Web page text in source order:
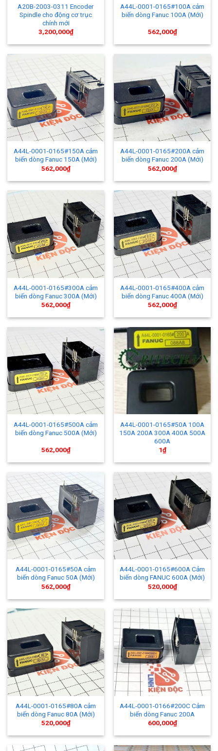
A20B-2003-0311 Encoder
Spindle cho động cơ trục
chính mới
3,200,000₫
A44L-0001-0165#100A cảm
biến dòng Fanuc 100A (Mới)
562,000₫
A44L-0001-0165#150A cảm
biến dòng Fanuc 150A (Mới)
562,000₫
A44L-0001-0165#200A cảm
biến dòng Fanuc 200A (Mới)
562,000₫
A44L-0001-0165#300A cảm
biến dòng Fanuc 300A (Mới)
562,000₫
A44L-0001-0165#400A cảm
biến dòng Fanuc 400A (Mới)
562,000₫
A44L-0001-0165#500A cảm
biến dòng Fanuc 500A (Mới)
562,000₫
A44L-0001-0165#50A 100A
150A 200A 300A 400A 500A
600A
1₫
A44L-0001-0165#50A cảm
biến dòng Fanuc 50A (Mới)
562,000₫
A44L-0001-0165#600A Cảm
biến dòng FANUC 600A (Mới)
520,000₫
A44L-0001-0165#80A cảm
biến dòng Fanuc 80A (Mới)
520,000₫
A44L-0001-0166#200C Cảm
biến dòng Fanuc 200A
600,000₫